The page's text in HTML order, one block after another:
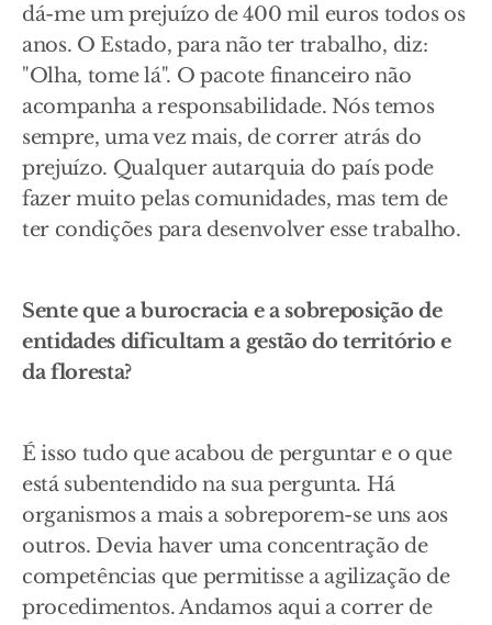
dá-me um prejuízo de 400 mil euros todos os
anos. O Estado, para não ter trabalho, diz:
"Olha, tome lá". O pacote financeiro não
acompanha a responsabilidade. Nós temos
sempre, uma vez mais, de correr atrás do
prejuízo. Qualquer autarquia do país pode
fazer muito pelas comunidades, mas tem de
ter condições para desenvolver esse trabalho.
Sente que a burocracia e a sobreposição de
entidades dificultam a gestão do território e
da floresta?
É isso tudo que acabou de perguntar e o que
está subentendido na sua pergunta. Há
organismos a mais a sobreporem-se uns aos
outros. Devia haver uma concentração de
competências que permitisse a agilização de
procedimentos. Andamos aqui a correr de